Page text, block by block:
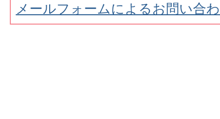
メールフォームによるお問い合